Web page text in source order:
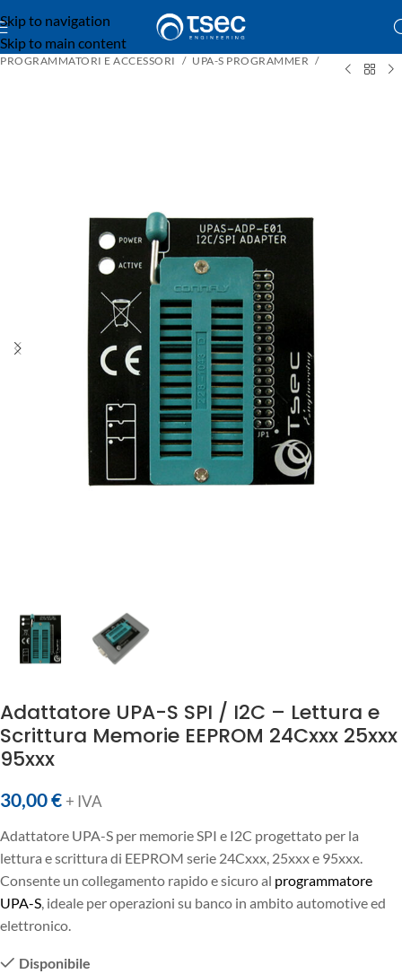
Skip to navigation
Skip to main content
PROGRAMMATORI E ACCESSORI UPA-S PROGRAMMER
Adattatore UPA-S SPI / I2C – Lettura e
Scrittura Memorie EEPROM 24Cxxx 25xxx
95xxx
30,00€ + IVA
Adattatore UPA-S per memorie SPI e I2C progettato per la
lettura e scrittura di EEPROM serie 24Cxxx, 25xxx e 95xxx.
Consente un collegamento rapido e sicuro al programmatore
UPA-S, ideale per operazioni su banco in ambito automotive ed
elettronico.
Disponibile